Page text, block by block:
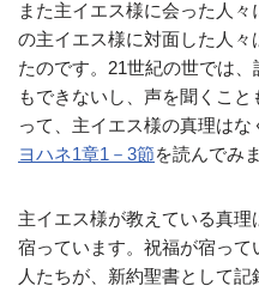
また主イエス様に会った人
の主イエス様に対面した人々
たのです。21世紀の世では
もできないし、声を聞くこ
って、主イエス様の真理はな
ヨハネ1章1－3節を読んでみ
主イエス様が教えている真
宿っています。祝福が宿っ
人たちが、新約聖書として記